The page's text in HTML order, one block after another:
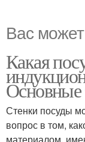
Вас
Какая
Основные
Стенки посуды
вопрос в том,
материалом,